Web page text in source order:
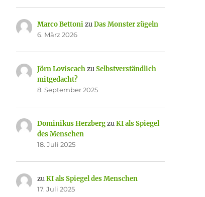
Marco BettonizuDas Monster zügeln
6. März 2026
Jörn LoviscachzuSelbstverständlich
mitgedacht?
8. September 2025
Dominikus HerzbergzuKI als Spiegel
des Menschen
18. Juli 2025
zuKI als Spiegel des Menschen
17. Juli 2025